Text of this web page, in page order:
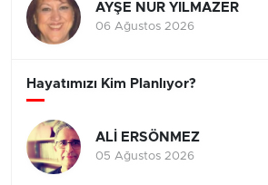
AYŞE NUR YILMAZER
06 Ağustos 2026
Hayatımızı Kim Planlıyor?
ALİ ERSÖNMEZ
05 Ağustos 2026